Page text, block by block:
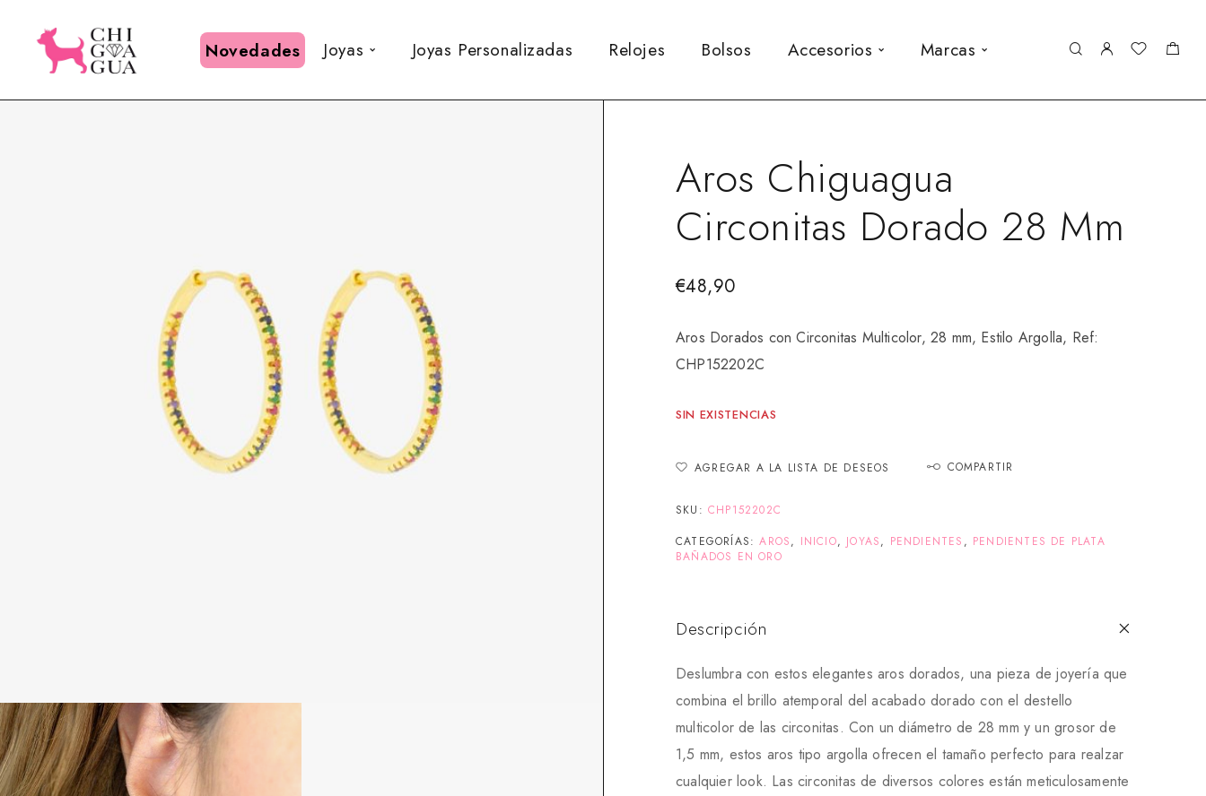
Novedades Joyas Joyas Personalizadas Relojes Bolsos Accesorios Marcas
Aros Chiguagua
Circonitas Dorado 28 Mm
€48,90
Aros Dorados con Circonitas Multicolor, 28 mm, Estilo Argolla, Ref:
CHP152202C
SIN EXISTENCIAS
AGREGAR A LA LISTA DE DESEOS COMPARTIR
SKU: CHP152202C
CATEGORÍAS:AROS, INICIO, JOYAS, PENDIENTES , PENDIENTES DE PLATA
BAÑADOS EN ORO
Descripción
Deslumbra con estos elegantes aros dorados, una pieza de joyería que
combina el brillo atemporal del acabado dorado con el destello
multicolor de las circonitas. Con un diámetro de 28 mm y un grosor de
1,5 mm, estos aros tipo argolla ofrecen el tamaño perfecto para realzar
cualquier look. Las circonitas de diversos colores están meticulosamente